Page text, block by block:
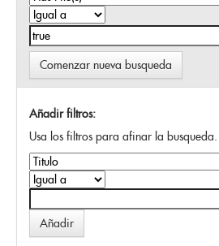
Comenzar nueva busqueda
Añadir filtros:
Usa los filtros para afinar la busqueda.